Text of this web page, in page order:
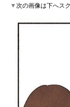
▼次の画像は下へス